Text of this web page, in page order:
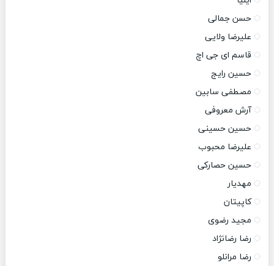
حسن جمالی
علیرضا ولایی
قاسم ای جی اچ
حسین رایج
مصطفی سابین
آرش معروفی
حسین حسینی
علیرضا محبوب
حسین حصارکی
مهدیار
کاپیتان
مجید رضوی
رضا رضانژاد
رضا مرانلو